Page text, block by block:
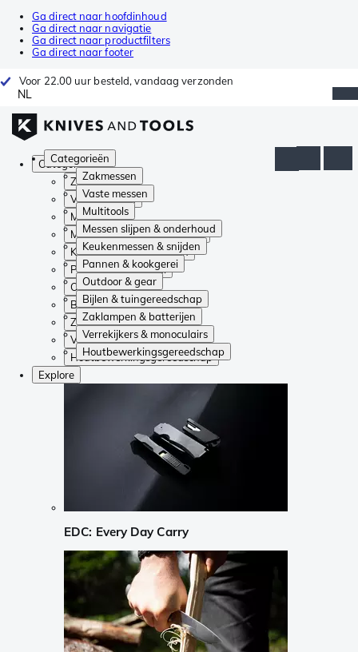
Ga direct naar hoofdinhoud
Ga direct naar navigatie
Ga direct naar productfilters
Ga direct naar footer
Voor 22.00 uur besteld, vandaag verzonden
NL
Categorieën
Zakmessen
Vaste messen
Multitools
Messen slijpen & onderhoud
Keukenmessen & snijden
Pannen & kookgerei
Outdoor & gear
Bijlen & tuingereedschap
Zaklampen & batterijen
Verrekijkers & monoculairs
Houtbewerkingsgereedschap
Categorieën
Zakmessen
Vaste messen
Multitools
Messen slijpen & onderhoud
Keukenmessen & snijden
Pannen & kookgerei
Outdoor & gear
Bijlen & tuingereedschap
Zaklampen & batterijen
Verrekijkers & monoculairs
Houtbewerkingsgereedschap
Explore
EDC: Every Day Carry